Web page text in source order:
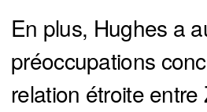
En plus, Hughes a
préoccupations
relation étroite entre